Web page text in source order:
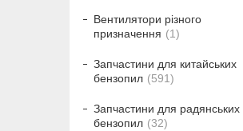
Вентилятори різного
призначення
1
Запчастини для китайських
бензопил
591
Запчастини для радянських
бензопил
32